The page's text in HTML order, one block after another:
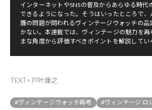
インターネットやSNSの普及からあらゆる時代
できるようになった。そうはいったところで
贋の問題が問われるヴィンテージウォッチの
かない。本連載では、ヴィンテージの魅力を
まな角度から評価すべきポイントを解説してい
TEXT=戸叶庸之
#ヴィンテージウォッチ再考 #ヴィンテージ ロ